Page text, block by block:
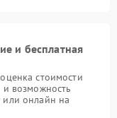
и бесплатная
стоимости
и возможность
или онлайн на